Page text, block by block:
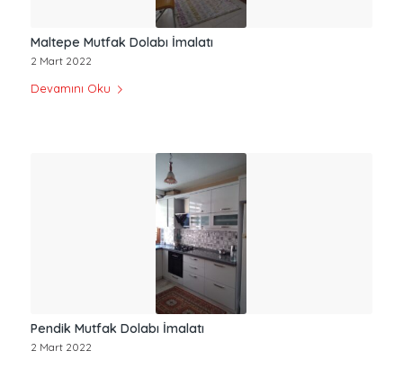
Maltepe Mutfak Dolabı İmalatı
2 Mart 2022
Devamını Oku
Pendik Mutfak Dolabı İmalatı
2 Mart 2022